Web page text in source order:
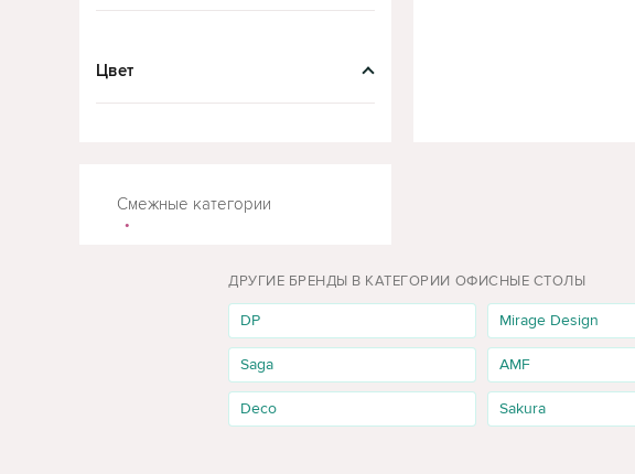
Цвет
Смежные категории
ДРУГИЕ БРЕНДЫ В КАТЕГОРИИ ОФИСНЫЕ СТОЛЫ
DP Mirage Design
Saga AMF
Deco Sakura